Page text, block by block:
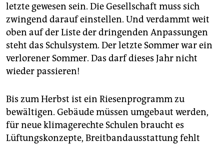
letzte gewesen sein. Die Gesellschaft muss sich
zwingend darauf einstellen. Und verdammt weit
oben auf der Liste der dringenden Anpassungen
steht das Schulsystem. Der letzte Sommer war ein
verlorener Sommer. Das darf dieses Jahr nicht
wieder passieren!
Bis zum Herbst ist ein Riesenprogramm zu
bewältigen. Gebäude müssen umgebaut werden,
für neue klimagerechte Schulen braucht es
Lüftungskonzepte, Breitbandausstattung fehlt